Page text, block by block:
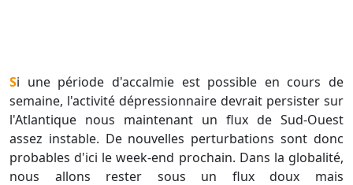
Si une période d'accalmie est possible en cours de
semaine, l'activité dépressionnaire devrait persister sur
l'Atlantique nous maintenant un flux de Sud-Ouest
assez instable. De nouvelles perturbations sont donc
probables d'ici le week-end prochain. Dans la globalité,
nous allons rester sous un flux doux mais